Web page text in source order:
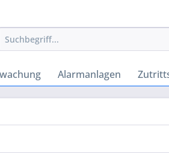
Alarmanlagen